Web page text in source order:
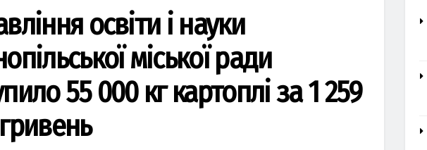
освіти і науки
міської ради
55 000 кг картоплі за 1 259